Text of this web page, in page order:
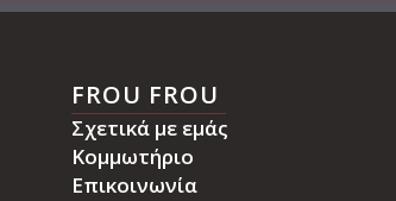
FROU FROU
Σχετικά με εμάς
Κομμωτήριο
Επικοινωνία